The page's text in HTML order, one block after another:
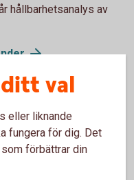
hållbarhetsanalys av
för dig att
pengarna jobba för
planet.
val
eller liknande
fungera för dig. Det
förbättrar din